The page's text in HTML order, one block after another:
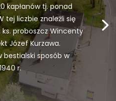
kapłanów tj. ponad
tej liczbie znaleźli się
ks. proboszcz Wincenty
Józef Kurzawa.
bestialski sposób w
r.